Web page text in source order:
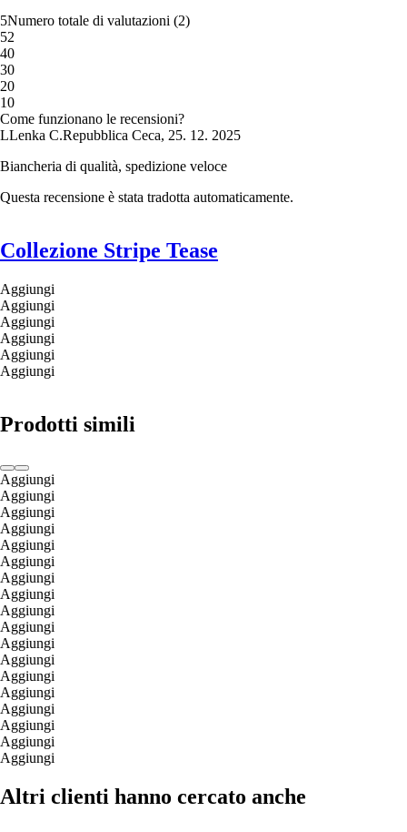
5Numero totale di valutazioni (2)
52
40
30
20
10
Come funzionano le recensioni?
LLenka C.Repubblica Ceca, 25. 12. 2025
Biancheria di qualità, spedizione veloce
Questa recensione è stata tradotta automaticamente.
Collezione Stripe Tease
Aggiungi
Aggiungi
Aggiungi
Aggiungi
Aggiungi
Aggiungi
Prodotti simili
Aggiungi
Aggiungi
Aggiungi
Aggiungi
Aggiungi
Aggiungi
Aggiungi
Aggiungi
Aggiungi
Aggiungi
Aggiungi
Aggiungi
Aggiungi
Aggiungi
Aggiungi
Aggiungi
Aggiungi
Aggiungi
Altri clienti hanno cercato anche